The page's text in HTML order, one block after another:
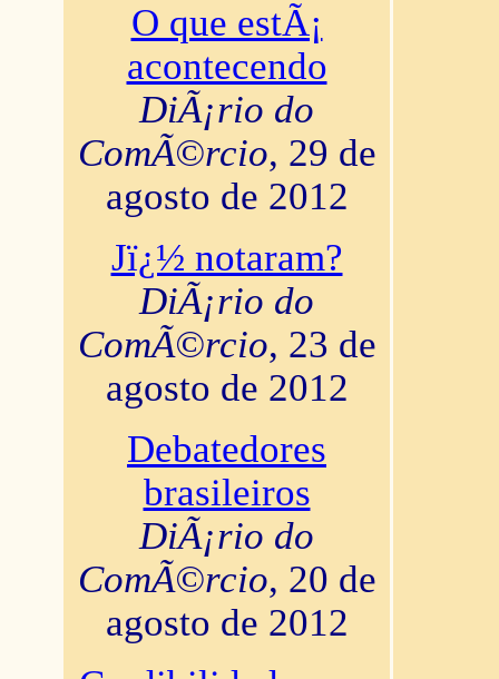
O que estÃ¡
acontecendo
DiÃ¡rio do
ComÃ©rcio, 29 de
agosto de 2012
Jï¿½ notaram?
DiÃ¡rio do
ComÃ©rcio, 23 de
agosto de 2012
Debatedores
brasileiros
DiÃ¡rio do
ComÃ©rcio, 20 de
agosto de 2012